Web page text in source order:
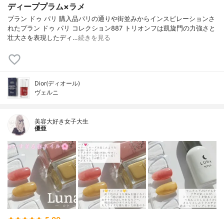
ディーププラム×ラメ
プラン ドゥ パリ 購入品パリの通りや街並みからインスピレーションさ
れたプラン ドゥ パリ コレクション887 トリオンフは凱旋門の力強さと
壮大さを表現したディ…続きを見る
Dior(ディオール)
ヴェルニ
美容大好き女子大生
優亜